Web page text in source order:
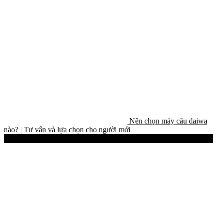
Nên chọn máy câu daiwa
nào? | Tư vấn và lựa chọn cho người mới